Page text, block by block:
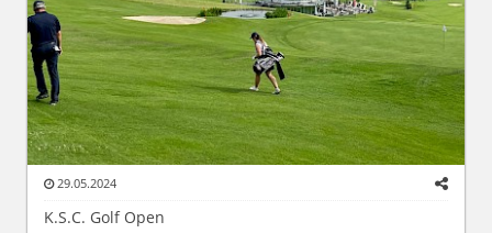
29.05.2024
K.S.C. Golf Open